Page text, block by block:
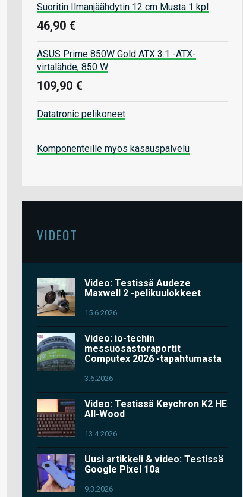
Suoritin Ilmanjäähdytin 12 cm Musta 1 kpl
46,90 €
ASUS Prime 850W Gold ATX 3.1 -ATX-
virtalähde, 850 W
109,90 €
Datatronic pelikoneet
Komponenteille myös kasauspalvelu
VIDEOT
Video: Testissä Audeze
Maxwell 2 -pelikuulokkeet
15.6.2026
Video: io-techin
messuosastoraportit
Computex 2026 -tapahtumasta
3.6.2026
Video: Testissä Keychron K2 HE
All-Wood
13.4.2026
Uusi artikkeli & video: Testissä
Google Pixel 10a
9.3.2026